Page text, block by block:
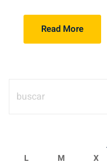
Read More
L M X